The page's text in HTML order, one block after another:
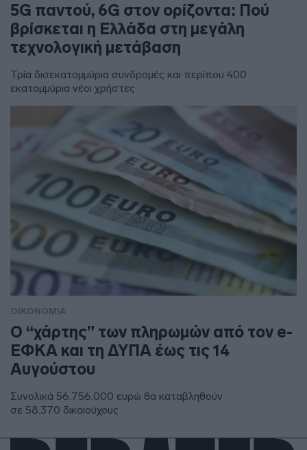
5G παντού, 6G στον ορίζοντα: Πού
βρίσκεται η Ελλάδα στη μεγάλη
τεχνολογική μετάβαση
Τρία δισεκατομμύρια συνδρομές και περίπου 400
εκατομμύρια νέοι χρήστες
ΟΙΚΟΝΟΜΙΑ
Ο “χάρτης” των πληρωμών από τον e-
ΕΦΚΑ και τη ΔΥΠΑ έως τις 14
Αυγούστου
Συνολικά 56.756.000 ευρώ θα καταβληθούν
σε 58.370 δικαιούχους